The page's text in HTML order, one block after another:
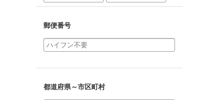
郵便番号
都道府県～市区町村